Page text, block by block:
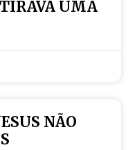
UMA
NÃO